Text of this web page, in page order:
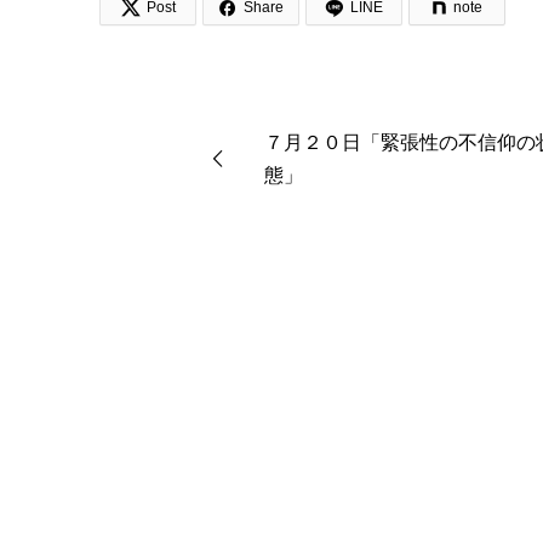
 Post  Share LINE note
７月２０日「緊張性の不信仰の
態」